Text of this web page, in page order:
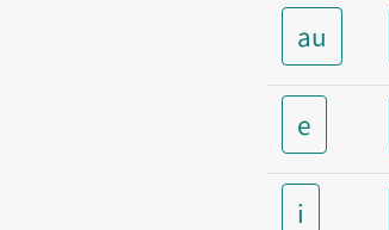
au
e
i